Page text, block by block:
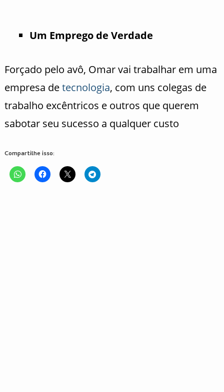
Um Emprego de Verdade
Forçado pelo avô, Omar vai trabalhar em uma
empresa detecnologia, com uns colegas de
trabalho excêntricos e outros que querem
sabotar seu sucesso a qualquer custo
Compartilhe isso: